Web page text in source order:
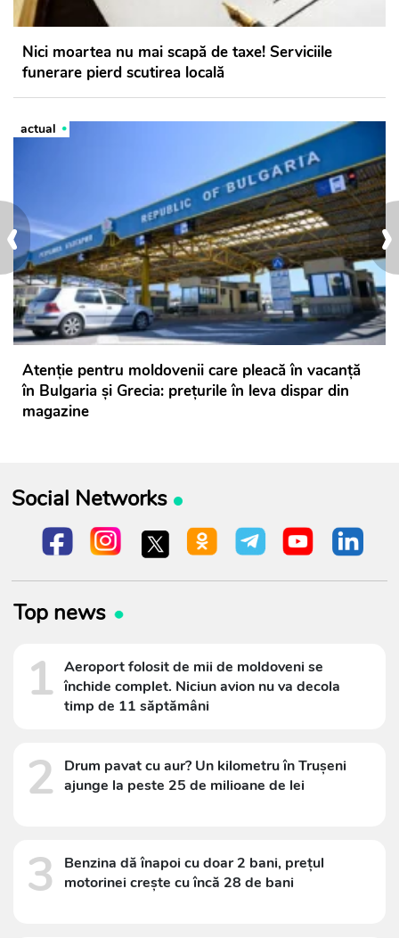
›
‹
Nici moartea nu mai scapă de taxe! Serviciile
funerare pierd scutirea locală
actual
Atenție pentru moldovenii care pleacă în vacanță
în Bulgaria și Grecia: prețurile în leva dispar din
magazine
Social Networks
Top news
1 Aeroport folosit de mii de moldoveni se
închide complet. Niciun avion nu va decola
timp de 11 săptămâni
2
Drum pavat cu aur? Un kilometru în Trușeni
ajunge la peste 25 de milioane de lei
3
Benzina dă înapoi cu doar 2 bani, prețul
motorinei crește cu încă 28 de bani